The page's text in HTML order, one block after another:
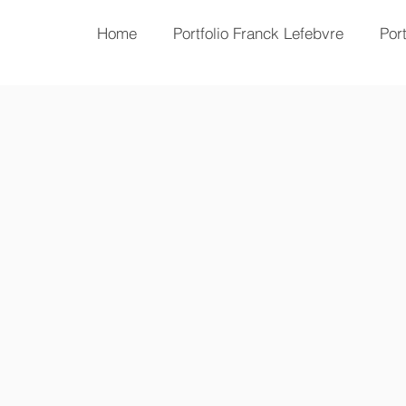
Home Portfolio Franck Lefebvre